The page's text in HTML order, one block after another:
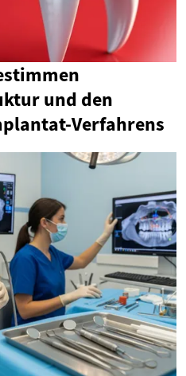
und den
Verfahrens